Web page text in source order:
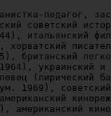
педагог,
советский
итальянский
хорватский
британский
украинский
(лирический
1969),